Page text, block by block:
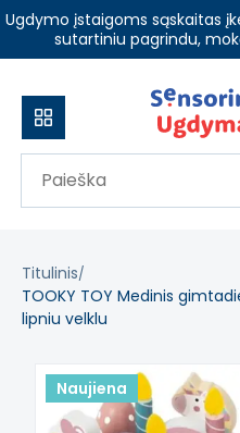
Ugdymo įstaigoms sąskaitas
sutartiniu pagrindu,
Titulinis
TOOKY TOY Medinis
lipniu velklu
Naujiena